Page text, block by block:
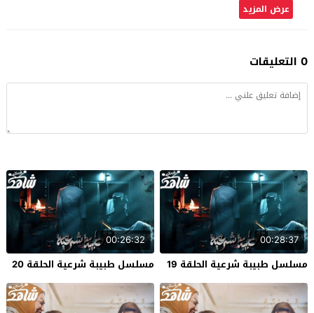
عرض المزيد
0 التعليقات
00:28:37
مسلسل طبيبة شرعية الحلقة 19
00:26:32
مسلسل طبيبة شرعية الحلقة 20